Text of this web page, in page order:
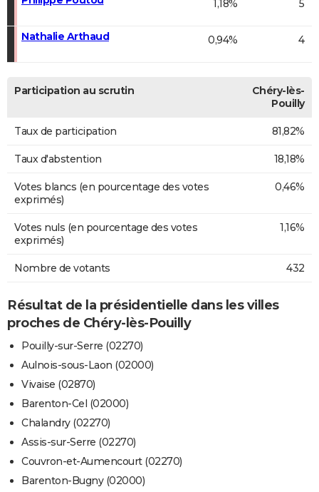
1,18% 5
Nathalie Arthaud 0,94% 4
Participation au scrutin
Chéry-lès-
Pouilly
Taux de participation 81,82%
Taux d'abstention 18,18%
Votes blancs (en pourcentage des votes
exprimés)
0,46%
Votes nuls (en pourcentage des votes
exprimés)
1,16%
Nombre de votants 432
Résultat de la présidentielle dans les villes
proches de Chéry-lès-Pouilly
Pouilly-sur-Serre (02270)
Aulnois-sous-Laon (02000)
Vivaise (02870)
Barenton-Cel (02000)
Chalandry (02270)
Assis-sur-Serre (02270)
Couvron-et-Aumencourt (02270)
Barenton-Bugny (02000)